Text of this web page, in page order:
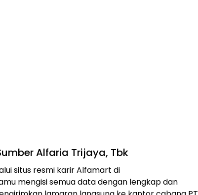
Alfaria Trijaya, Tbk
situs resmi karir Alfamart di
mengisi semua data dengan lengkap dan